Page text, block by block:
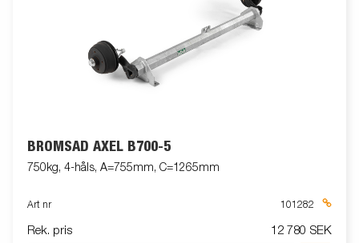
BROMSAD AXEL B700-5
750kg, 4-håls, A=755mm, C=1265mm
Art nr 101282
Rek. pris 12 780 SEK